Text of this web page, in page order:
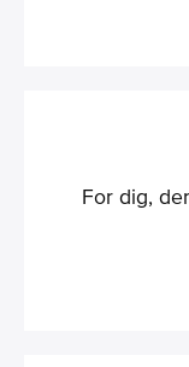
For dig,